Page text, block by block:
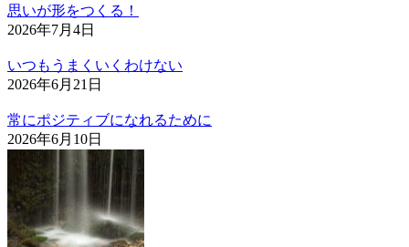
思いが形をつくる！
2026年7月4日
いつもうまくいくわけない
2026年6月21日
常にポジティブになれるために
2026年6月10日